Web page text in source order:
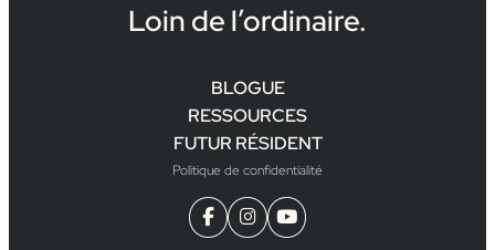
Loin de l’ordinaire.
BLOGUE
RESSOURCES
FUTUR RÉSIDENT
Politique de confidentialité
  